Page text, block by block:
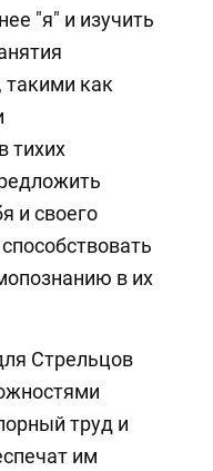
"я" и изучить
как
тихих
и своего
в их
Стрельцов
труд и
им